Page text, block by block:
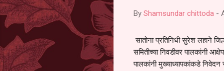
By Shamsundar chittoda -
सातोना प्रतिनिधी सुरेश लहाने
समितीच्या निवडीवर पालकांनी
पालकांनी मुख्याध्यापकांकडे